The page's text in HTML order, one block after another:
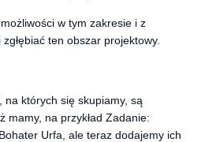
w tym zakresie i z
ten obszar projektowy.
których się skupiamy, są
mamy, na przykład Zadanie:
Urfa, ale teraz dodajemy ich